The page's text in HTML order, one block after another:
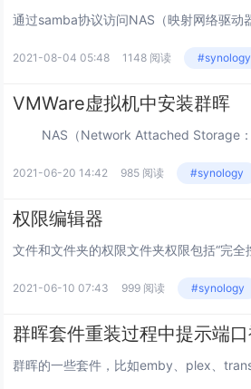
2021-08-04 05:48 1148 阅读 #synology
VMWare虚拟机中安装群晖
2021-06-20 14:42 985 阅读 #synology
权限编辑器
2021-06-10 07:43 999 阅读 #synology